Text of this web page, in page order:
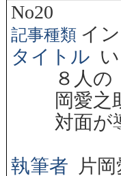
No20
記事種類 イ
タイトル
８人
岡愛
対面が
執筆者
片